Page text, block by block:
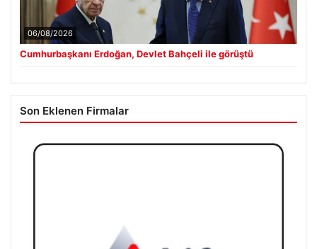
06/08/2026
Cumhurbaşkanı Erdoğan, Devlet Bahçeli ile görüştü
Son Eklenen Firmalar